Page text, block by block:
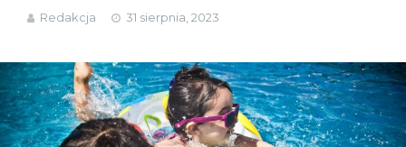
Redakcja 31 sierpnia, 2023